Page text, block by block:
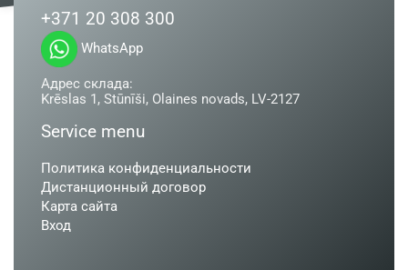
+371 20 308 300
WhatsApp
Адрес склада:
Krēslas 1, Stūnīši, Olaines novads, LV-2127
Service menu
Политика конфиденциальности
Дистанционный договор
Карта сайта
Вход